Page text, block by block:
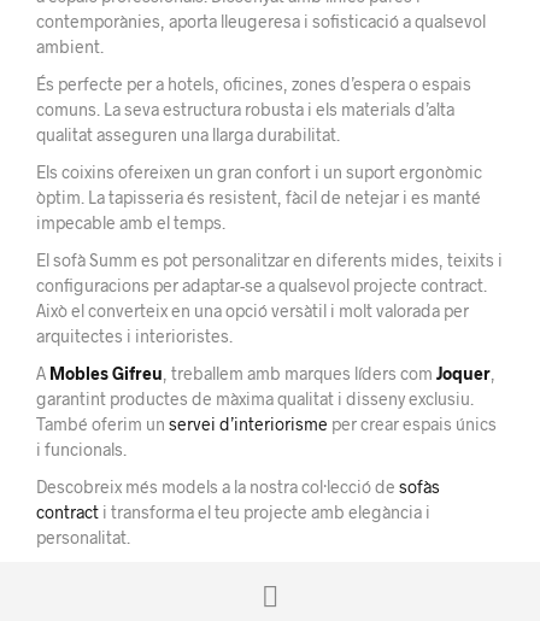
contemporànies, aporta lleugeresa i sofisticació a qualsevol
ambient.
És perfecte per a hotels, oficines, zones d’espera o espais
comuns. La seva estructura robusta i els materials d’alta
qualitat asseguren una llarga durabilitat.
Els coixins ofereixen un gran confort i un suport ergonòmic
òptim. La tapisseria és resistent, fàcil de netejar i es manté
impecable amb el temps.
El sofà Summ es pot personalitzar en diferents mides, teixits i
configuracions per adaptar-se a qualsevol projecte contract.
Això el converteix en una opció versàtil i molt valorada per
arquitectes i interioristes.
A Mobles Gifreu , treballem amb marques líders com Joquer
garantint productes de màxima qualitat i disseny exclusiu.
També oferim un servei d’interiorisme per crear espais únics
i funcionals.
Descobreix més models a la nostra col·lecció de sofàs
contract i transforma el teu projecte amb elegància i
personalitat.